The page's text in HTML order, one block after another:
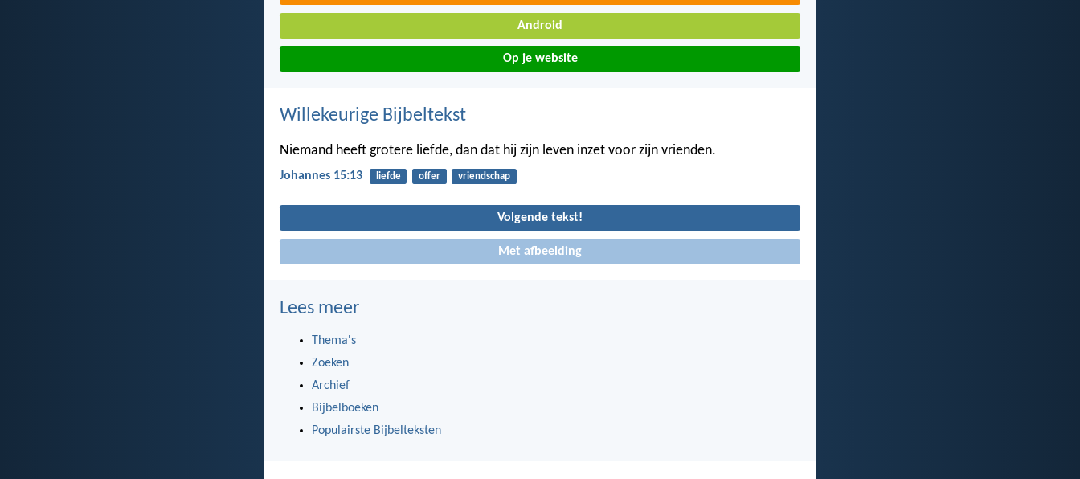
Android
Op je website
Willekeurige Bijbeltekst
Niemand heeft grotere liefde, dan dat hij zijn leven inzet voor zijn vrienden.
Johannes 15:13 liefde offer vriendschap
Volgende tekst!
Met afbeelding
Lees meer
Thema's
Zoeken
Archief
Bijbelboeken
Populairste Bijbelteksten